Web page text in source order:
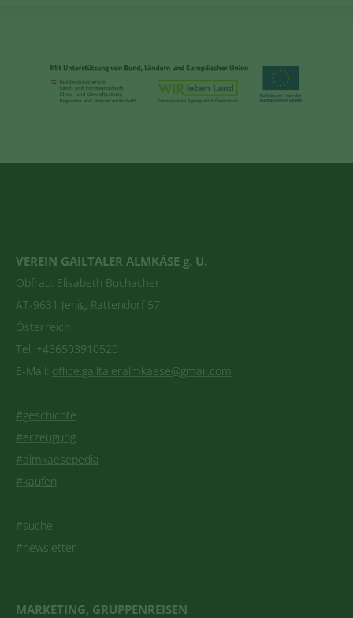
VEREIN GAILTALER ALMKÄSE g. U.
Obfrau: Elisabeth Buchacher
AT-9631 Jenig, Rattendorf 57
Österreich
Tel. +436503910520
E-Mail: office.gailtaleralmkaese@gmail.com
#geschichte
#erzeugung
#almkaesepedia
#kaufen
#suche
#newsletter
MARKETING, GRUPPENREISEN